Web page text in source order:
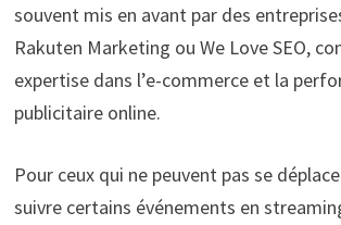
souvent mis en avant par des
Rakuten Marketing ou We Love SEO,
expertise dans l’e-commerce et la
publicitaire online.
Pour ceux qui ne peuvent pas se
suivre certains événements en